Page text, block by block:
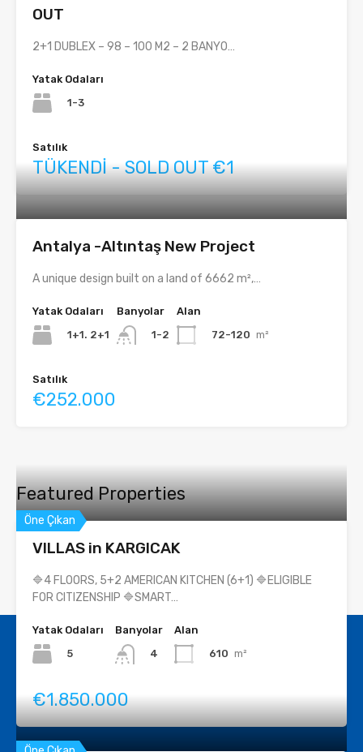
OUT
2+1 DUBLEX – 98 – 100 M2 – 2 BANYO…
Yatak Odaları
1-3
Satılık
TÜKENDİ - SOLD OUT €1
Antalya -Altıntaş New Project
A unique design built on a land of 6662 m²,…
Yatak Odaları
1+1. 2+1
Banyolar
1-2
Alan
72-120 m²
Satılık
€252.000
Featured Properties
Öne Çıkan
VILLAS in KARGICAK
🔷4 FLOORS, 5+2 AMERICAN KITCHEN (6+1) 🔷ELIGIBLE
FOR CITIZENSHIP 🔷SMART…
Yatak Odaları
5
Banyolar
4
Alan
610 m²
€1.850.000